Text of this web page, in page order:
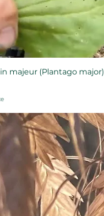
majeur (Plantago major)